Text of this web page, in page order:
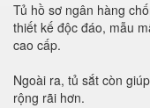
Tủ hồ sơ ngân hàng
thiết kế độc đáo, mẫu
cao cấp.
Ngoài ra, tủ sắt còn
rộng rãi hơn.